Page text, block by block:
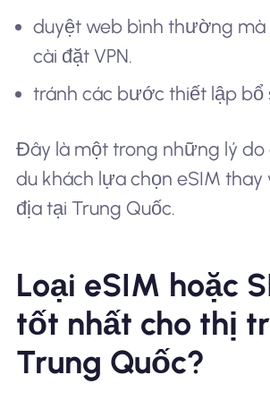
duyệt web bình thường mà
cài đặt VPN.
tránh các bước thiết lập bổ
Đây là một trong những lý do
du khách lựa chọn eSIM thay
địa tại Trung Quốc.
Loại eSIM hoặc
tốt nhất cho thị
Trung Quốc?